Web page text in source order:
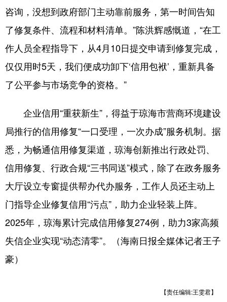
咨询，没想到政府部门主动靠前服务，第一时间告知
了修复条件、流程和材料清单。”陈洪辉感慨道，“在工
作人员全程指导下，从4月10日提交申请到修复完成，
仅仅用时5天，我们便成功卸下‘信用包袱’，重新具备
了公平参与市场竞争的资格。”
企业信用“重获新生”，得益于琼海市营商环境建设
局推行的信用修复“一口受理，一次办成”服务机制。据
悉，为畅通信用修复渠道，琼海创新推出行政处罚、
信用修复、行政合规“三书同送”模式，除了在政务服务
大厅设立专窗提供帮办代办服务，工作人员还主动上
门指导企业修复信用“污点”，助力企业轻装上阵。
2025年，琼海累计完成信用修复274例，助力3家高频
失信企业实现“动态清零”。（海南日报全媒体记者王子
豪）
【责任编辑:王雯君】